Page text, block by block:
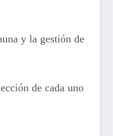
y la gestión de
de cada uno